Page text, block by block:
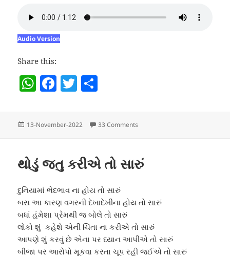
Audio Version
Share this:
W
s
p
p
F
c
e
o
k
T
erre
Posted
13-November-2022 33 Comments
થોડું જતુ કરીએ તો સારું
દુનિયામાં ભેદભાવ ના હોય તો સારું
બસ આ કારણ વગરની દેખાદેખીના હોય તો સારું
બધાં હંમેશા પ્રેમથી જ બોલે તો સારું
લોકો શું કહેશે એની ચિંતા ના કરીએ તો સારું
આપણે શું કરવું છે એના પર ધ્યાન આપીએ તો સારું
બીજા પર આરોપો મૂકવા કરતા ચૂપ રહી જઈએ તો સારું